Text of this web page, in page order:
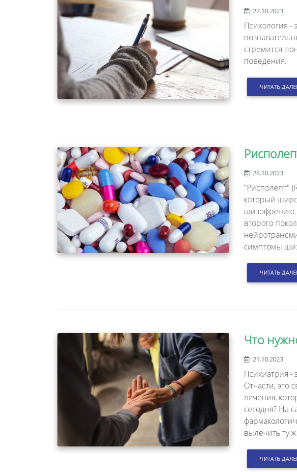
27.10.2023
Психология -
стремится
поведения.
ЧИТАТЬ
24.10.2023
"Рисполепт"
который
шизофрению.
второго
симптомы
ЧИТАТЬ
Что
21.10.2023
Психиатрия -
Отчасти, это
лечения,
сегодня? На
вылечить ту
ЧИТАТЬ